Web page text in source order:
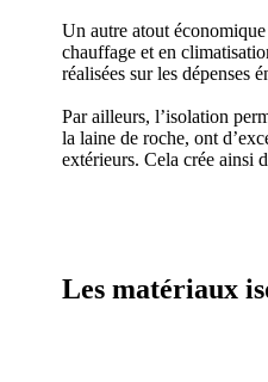
Un autre atout
chauffage et en
réalisées sur les dépenses
Par ailleurs, l’isolation
la laine de roche, ont
extérieurs. Cela crée ainsi
Les matériaux